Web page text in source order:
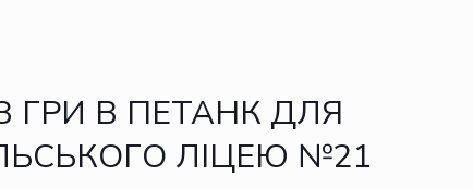
ГРИ В ПЕТАНК ДЛЯ
ЛІЦЕЮ №21